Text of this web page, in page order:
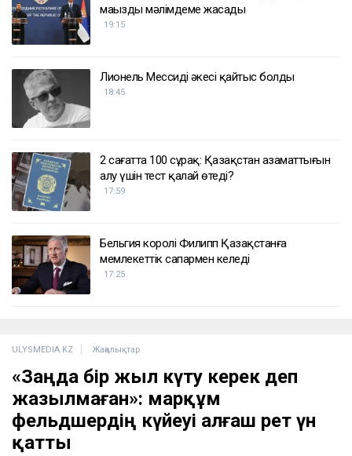
ҚАЗІР ОҚЫЛЫП ЖАТЫР
Вучич Украинаның Еуроодаққа кіруіне қатысты
Лионель Мессидің әкесі қайтыс болды
2 сағатта 100 сұрақ: Қазақстан азаматтығын
алу үшін тест қалай өтеді?